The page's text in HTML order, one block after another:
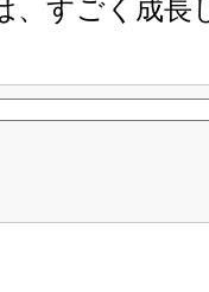
、すごく成長